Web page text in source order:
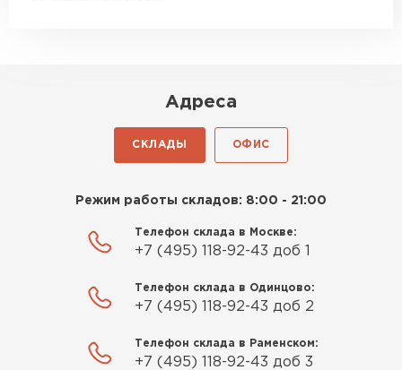
Адреса
СКЛАДЫ ОФИС
Режим работы складов: 8:00 - 21:00
Телефон склада в Москве:
+7 (495) 118-92-43 доб 1
Телефон склада в Одинцово:
+7 (495) 118-92-43 доб 2
Телефон склада в Раменском:
+7 (495) 118-92-43 доб 3